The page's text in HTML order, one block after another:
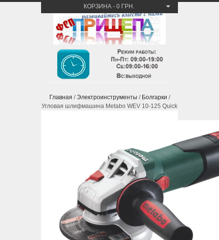
КОРЗИНА - 0 ГРН.
Главная /Электроинструменты / Болгарки /
Угловая шлифмашина Metabo WEV 10-125 Quick